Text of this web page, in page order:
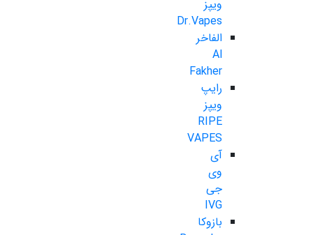
ویپز
Dr.Vapes
الفاخر
Al
Fakher
رایپ
ویپز
RIPE
VAPES
آی
وی
جی
IVG
بازوکا